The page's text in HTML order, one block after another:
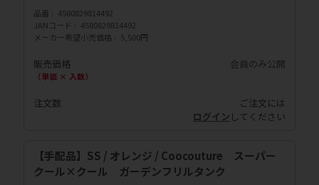
品番
4580829814492
JANコード
4580829814492
メーカー希望小売価格
5,500円
販売価格
（単価 × 入数）
会員のみ公開
注文数
ご注文には
ログイン してください
【手配品】SS / オレンジ / Coocouture スーパー
クール×クール ガーデンフリルタンク